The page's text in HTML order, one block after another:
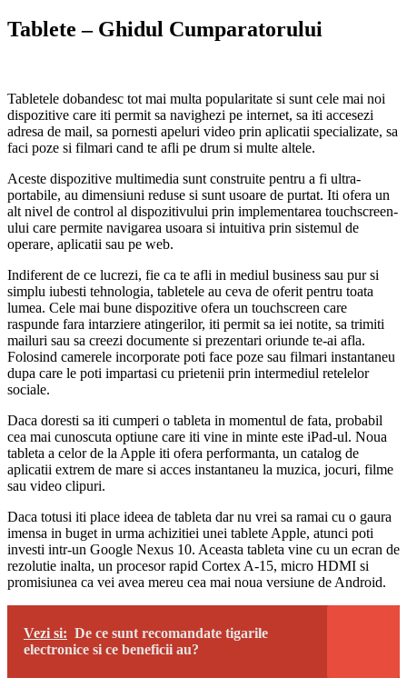
Tablete – Ghidul Cumparatorului
Tabletele dobandesc tot mai multa popularitate si sunt cele mai noi
dispozitive care iti permit sa navighezi pe internet, sa iti accesezi
adresa de mail, sa pornesti apeluri video prin aplicatii specializate, sa
faci poze si filmari cand te afli pe drum si multe altele.
Aceste dispozitive multimedia sunt construite pentru a fi ultra-
portabile, au dimensiuni reduse si sunt usoare de purtat. Iti ofera un
alt nivel de control al dispozitivului prin implementarea touchscreen-
ului care permite navigarea usoara si intuitiva prin sistemul de
operare, aplicatii sau pe web.
Indiferent de ce lucrezi, fie ca te afli in mediul business sau pur si
simplu iubesti tehnologia, tabletele au ceva de oferit pentru toata
lumea. Cele mai bune dispozitive ofera un touchscreen care
raspunde fara intarziere atingerilor, iti permit sa iei notite, sa trimiti
mailuri sau sa creezi documente si prezentari oriunde te-ai afla.
Folosind camerele incorporate poti face poze sau filmari instantaneu
dupa care le poti impartasi cu prietenii prin intermediul retelelor
sociale.
Daca doresti sa iti cumperi o tableta in momentul de fata, probabil
cea mai cunoscuta optiune care iti vine in minte este iPad-ul. Noua
tableta a celor de la Apple iti ofera performanta, un catalog de
aplicatii extrem de mare si acces instantaneu la muzica, jocuri, filme
sau video clipuri.
Daca totusi iti place ideea de tableta dar nu vrei sa ramai cu o gaura
imensa in buget in urma achizitiei unei tablete Apple, atunci poti
investi intr-un Google Nexus 10. Aceasta tableta vine cu un ecran de
rezolutie inalta, un procesor rapid Cortex A-15, micro HDMI si
promisiunea ca vei avea mereu cea mai noua versiune de Android.
Vezi si: De ce sunt recomandate tigarile
electronice si ce beneficii au?